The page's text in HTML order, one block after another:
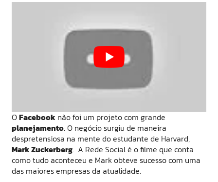
OFacebook não foi um projeto com grande
planejamento. O negócio surgiu de maneira
despretensiosa na mente do estudante de Harvard,
Mark Zuckerberg. A Rede Social é o filme que conta
como tudo aconteceu e Mark obteve sucesso com uma
das maiores empresas da atualidade.